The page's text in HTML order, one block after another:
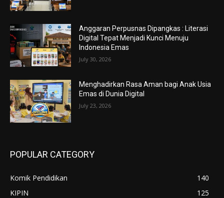
Anggaran Perpusnas Dipangkas : Literasi
Digital Tepat Menjadi Kunci Menuju
Indonesia Emas
July 30, 2026
Menghadirkan Rasa Aman bagi Anak Usia
Emas di Dunia Digital
July 23, 2026
POPULAR CATEGORY
Komik Pendidikan
140
KIPIN
125